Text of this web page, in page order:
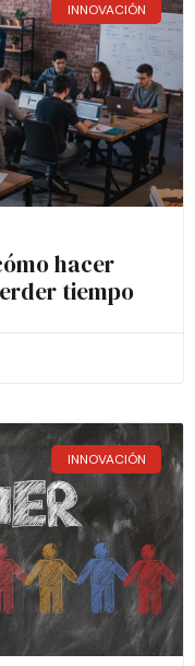
INNOVACIÓN
hacer
tiempo
INNOVACIÓN